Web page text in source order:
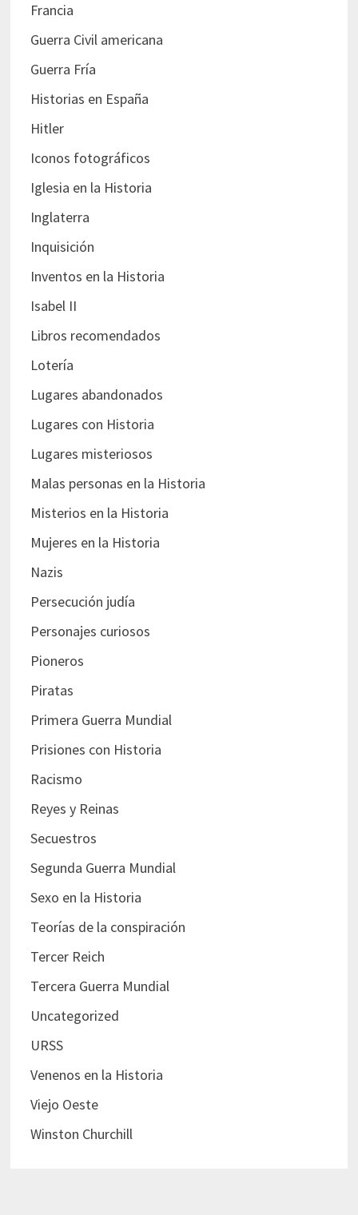
Francia
Guerra Civil americana
Guerra Fría
Historias en España
Hitler
Iconos fotográficos
Iglesia en la Historia
Inglaterra
Inquisición
Inventos en la Historia
Isabel II
Libros recomendados
Lotería
Lugares abandonados
Lugares con Historia
Lugares misteriosos
Malas personas en la Historia
Misterios en la Historia
Mujeres en la Historia
Nazis
Persecución judía
Personajes curiosos
Pioneros
Piratas
Primera Guerra Mundial
Prisiones con Historia
Racismo
Reyes y Reinas
Secuestros
Segunda Guerra Mundial
Sexo en la Historia
Teorías de la conspiración
Tercer Reich
Tercera Guerra Mundial
Uncategorized
URSS
Venenos en la Historia
Viejo Oeste
Winston Churchill